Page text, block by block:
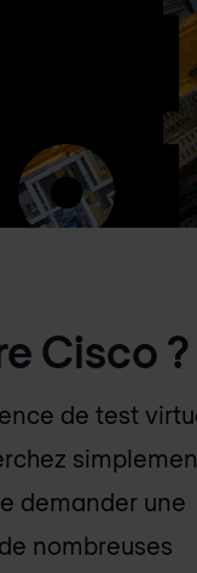
Cisco ?
de test
demander une
nombreuses